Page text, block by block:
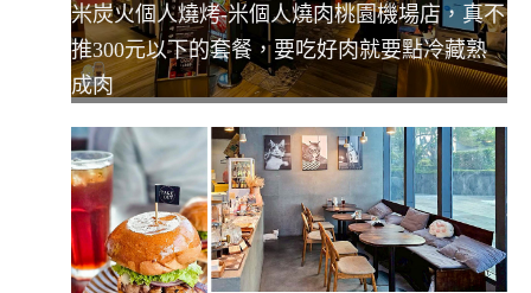
米炭火個人燒烤-米個人燒肉桃園機場店，真不
推300元以下的套餐，要吃好肉就要點冷藏熟
成肉